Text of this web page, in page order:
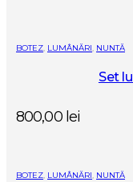
BOTEZ, LUMÂNĂRI, NUNTĂ
Set
800,00 lei
BOTEZ, LUMÂNĂRI, NUNTĂ